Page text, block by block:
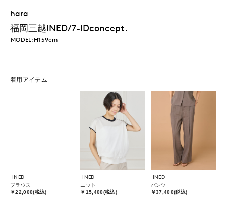
hara
福岡三越INED/7-IDconcept.
MODEL:H159cm
着用アイテム
INED
ブラウス
￥22,000(税込)
INED
ニット
￥15,400(税込)
INED
パンツ
￥37,400(税込)